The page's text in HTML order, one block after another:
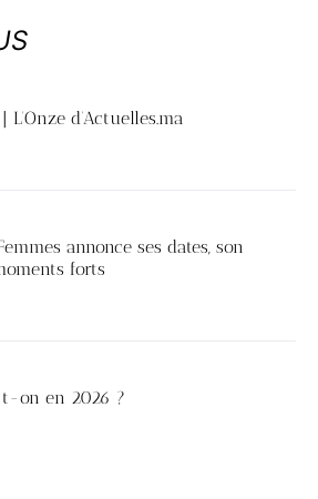
d’Actuelles.ma
annonce ses dates, son
forts
on en 2026 ?